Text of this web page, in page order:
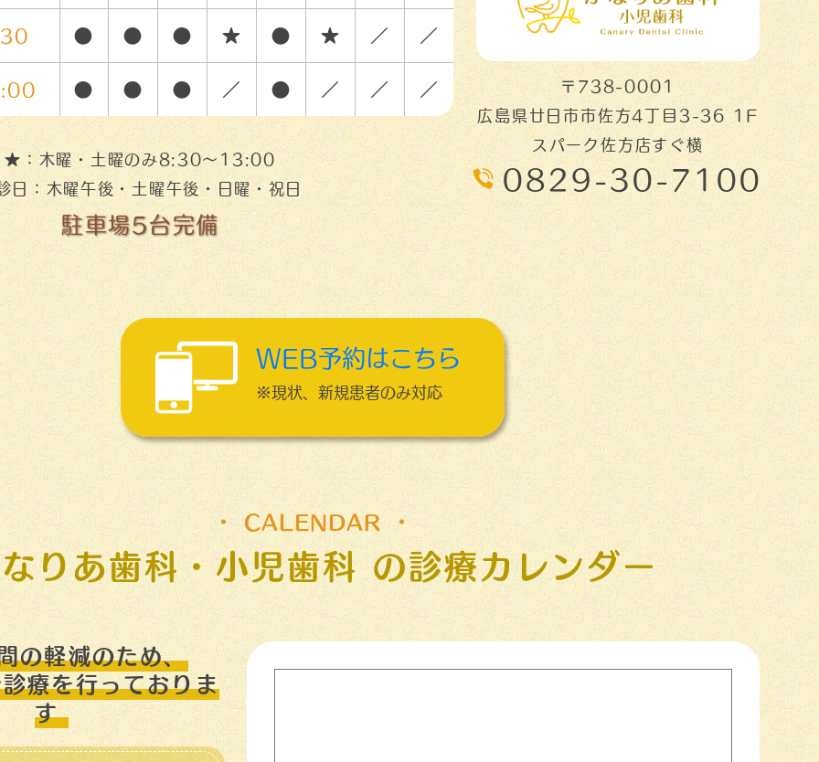
〒738-0001
広島県廿日市市佐方4丁目3-36 1F
スパーク佐方店すぐ横
0829-30-7100
● ● ● ★ ● ★ ／
／
● ● ● ／ ● ／ ／ ／
★：木曜・土曜のみ8:30〜13:00
日：木曜午後・土曜午後・日曜・祝日
駐車場5台完備
WEB予約はこちら
※現状、新規患者のみ対応
CALENDAR
りあ歯科・小児歯科の診療カレンダー
の軽減のため、
療を行っておりま
す